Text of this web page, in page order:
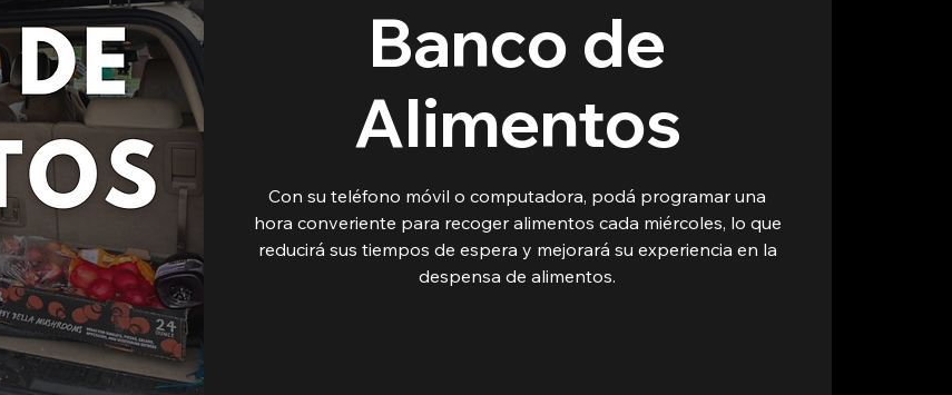
Banco de
Alimentos
Con su teléfono móvil o computadora, podá programar una
hora converiente para recoger alimentos cada miércoles, lo que
reducirá sus tiempos de espera y mejorará su experiencia en la
despensa de alimentos.